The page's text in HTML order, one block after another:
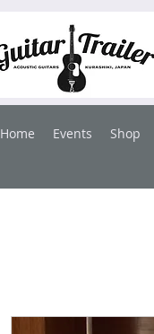
Home Events Shop